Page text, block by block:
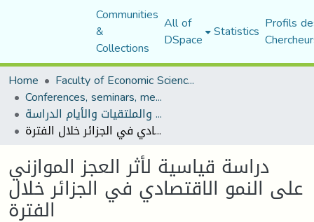
Communities
&
Collections
All of
DSpace Statistics Profils
Home
Faculty of Economic Sciences, Commerce and Management Sciences
Conferences, seminars, meetings, and study days
المؤتمرات والندوات والملتقيات والأيام الدراسة
دراسة قياسية لأثر العجز الموازني على النمو الاقتصادي في الجزائر خلال الفترة
دراسة قياسية لأثر العجز الموازني
على النمو الاقتصادي في الجزائر خلال
الفترة